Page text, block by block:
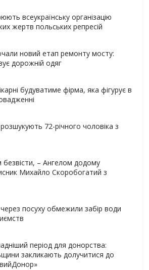
всеукраїнську організацію
жертв польських репресій
новий етап ремонту мосту:
дорожній одяг
будуватиме фірма, яка фігурує в
72-річного чоловіка з
– Ангелом додому
Михайло Скоробогатий з
посуху обмежили забір води
період для донорства:
закликають долучитися до